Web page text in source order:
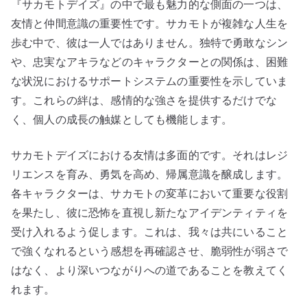
『サカモトデイズ』の中で最も魅力的な側面の一つは、
友情と仲間意識の重要性です。サカモトが複雑な人生を
歩む中で、彼は一人ではありません。独特で勇敢なシン
や、忠実なアキラなどのキャラクターとの関係は、困難
な状況におけるサポートシステムの重要性を示していま
す。これらの絆は、感情的な強さを提供するだけでな
く、個人の成長の触媒としても機能します。
サカモトデイズにおける友情は多面的です。それはレジ
リエンスを育み、勇気を高め、帰属意識を醸成します。
各キャラクターは、サカモトの変革において重要な役割
を果たし、彼に恐怖を直視し新たなアイデンティティを
受け入れるよう促します。これは、我々は共にいること
で強くなれるという感想を再確認させ、脆弱性が弱さで
はなく、より深いつながりへの道であることを教えてく
れます。